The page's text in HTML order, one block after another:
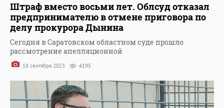
Штраф вместо восьми лет. Облсуд отказал
предпринимателю в отмене приговора по
делу прокурора Дынина
Сегодня в Саратовском областном суде прошло
рассмотрение апелляционной
18 сентября 2023 4195